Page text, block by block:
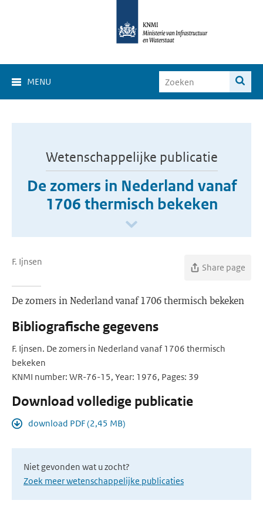
MENU
Wetenschappelijke publicatie
De zomers in Nederland vanaf
1706 thermisch bekeken
F. Ijnsen
Share page
De zomers in Nederland vanaf 1706 thermisch bekeken
Bibliografische gegevens
F. Ijnsen. De zomers in Nederland vanaf 1706 thermisch
bekeken
KNMI number: WR-76-15, Year: 1976, Pages: 39
Download volledige publicatie
download PDF (2,45 MB)
Niet gevonden wat u zocht?
Zoek meer wetenschappelijke publicaties